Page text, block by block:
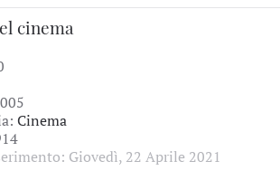
cinema
Cinema
Giovedì, 22 Aprile 2021